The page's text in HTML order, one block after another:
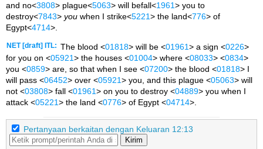
and no<3808> plague<5063> will befall<1961> you to
destroy<7843> you when I strike<5221> the land<776> of
Egypt<4714>.
NET [draft] ITL: The blood <01818> will be <01961> a sign <0226>
for you on <05921> the houses <01004> where <08033> <0834>
you <0859> are, so that when I see <07200> the blood <01818> I
will pass <06452> over <05921> you, and this plague <05063> will
not <03808> fall <01961> on you to destroy <04889> you when I
attack <05221> the land <0776> of Egypt <04714>.
Pertanyaan berkaitan dengan Keluaran 12:13
Kirim